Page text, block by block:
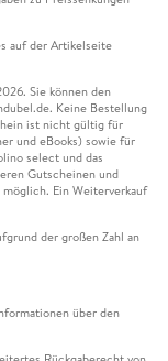
auf der Artikelseite
Sie können den
Keine Bestellung
ist nicht gültig für
und eBooks) sowie für
select und das
Gutscheinen und
Ein Weiterverkauf
der großen Zahl an
über den